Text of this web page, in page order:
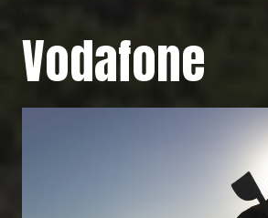
Vodafone